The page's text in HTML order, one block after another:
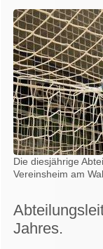
Die diesjährige
Vereinsheim am
Jahres.